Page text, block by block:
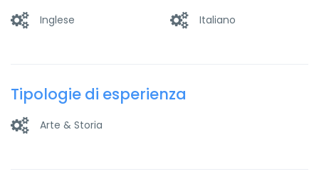
Inglese Italiano
Tipologie di esperienza
Arte & Storia